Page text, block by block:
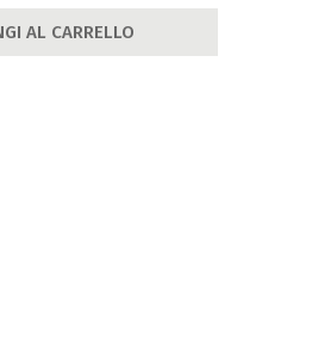
AL CARRELLO